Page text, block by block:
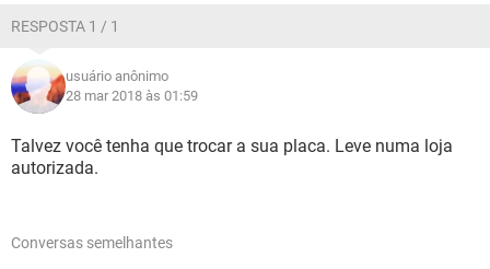
RESPOSTA 1 / 1
usuário anônimo
28 mar 2018 às 01:59
Talvez você tenha que trocar a sua placa. Leve numa loja
autorizada.
Conversas semelhantes